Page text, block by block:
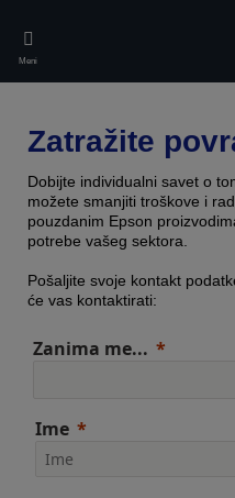
main
content
Meni
Zatražite
Dobijte individualni savet o
možete smanjiti troškove i
pouzdanim Epson
potrebe vašeg sektora.
Pošaljite svoje kontakt
će vas kontaktirati:
Zanima me...
Ime